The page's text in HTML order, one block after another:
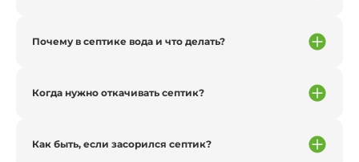
Почему в септике вода и что делать?
Когда нужно откачивать септик?
Как быть, если засорился септик?